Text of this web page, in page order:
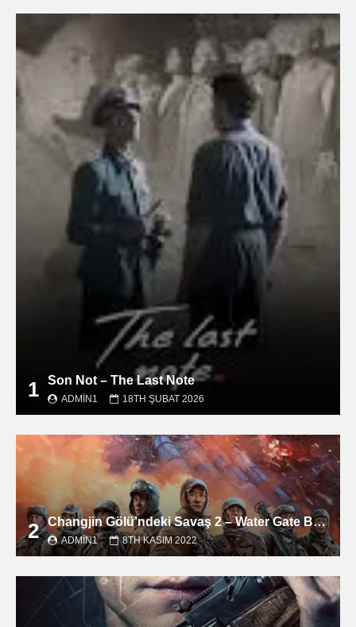
1 Son Not – The Last Note
ADMIN1 18TH ŞUBAT 2026
2 Changjin Gölü’ndeki Savaş 2 – Water Gate Bridge filmini izle
ADMIN1 8TH KASIM 2022